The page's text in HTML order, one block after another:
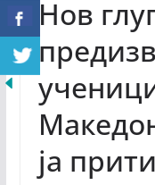
Нов
ја